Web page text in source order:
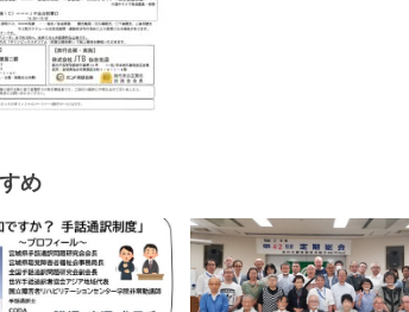
め
台市聴覚障
10/16 『転ばぬ先の体幹エクササイ